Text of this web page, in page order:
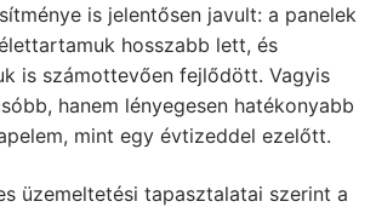
is jelentősen javult: a panelek
hosszabb lett, és
is számottevően fejlődött. Vagyis
hanem lényegesen hatékonyabb
mint egy évtizeddel ezelőtt.
üzemeltetési tapasztalatai szerint a